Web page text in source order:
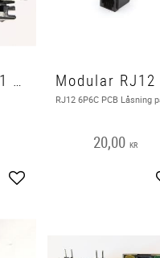
Modular RJ11 6P4C PCB
Add to favorites
20,00 KR